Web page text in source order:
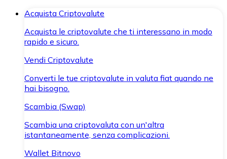
Acquista Criptovalute
Acquista le criptovalute che ti interessano in modo
rapido e sicuro.
Vendi Criptovalute
Converti le tue criptovalute in valuta fiat quando ne
hai bisogno.
Scambia (Swap)
Scambia una criptovaluta con un'altra
istantaneamente, senza complicazioni.
Wallet Bitnovo